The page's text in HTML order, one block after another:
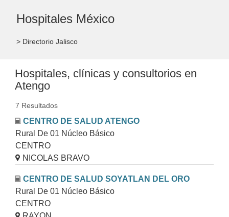
Hospitales México
> Directorio Jalisco
Hospitales, clínicas y consultorios en
Atengo
7 Resultados
CENTRO DE SALUD ATENGO
Rural De 01 Núcleo Básico
CENTRO
NICOLAS BRAVO
CENTRO DE SALUD SOYATLAN DEL ORO
Rural De 01 Núcleo Básico
CENTRO